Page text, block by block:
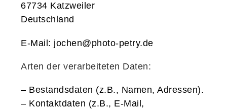
67734 Katzweiler
Deutschland
E-Mail: jochen@photo-petry.de
Arten der verarbeiteten Daten:
– Bestandsdaten (z.B., Namen, Adressen).
– Kontaktdaten (z.B., E-Mail,